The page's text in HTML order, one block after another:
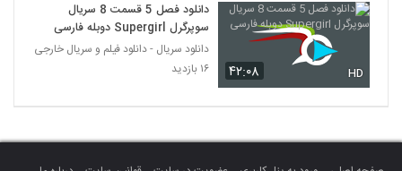
۴۲:۰۸ HD
دانلود فصل 5 قسمت 8 سریال
سوپرگرل Supergirl دوبله فارسی
دانلود سریال - دانلود فیلم و سریال خارجی
۱۶ بازدید